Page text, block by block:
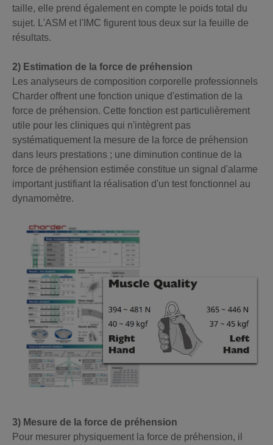
taille, elle prend également en compte le poids total du
sujet. L'ASM et l'IMC figurent tous deux sur la feuille de
résultats.
2) Estimation de la force de préhension
Les analyseurs de composition corporelle professionnels
Charder offrent une fonction unique d'estimation de la
force de préhension. Cette fonction est particulièrement
utile pour les cliniques qui n'intègrent pas
systématiquement la mesure de la force de préhension
dans leurs prestations ; une diminution continue de la
force de préhension estimée constitue un signal d'alarme
important justifiant la réalisation d'un test fonctionnel au
dynamomètre.
3) Mesure de la force de préhension
Pour mesurer physiquement la force de préhension, il